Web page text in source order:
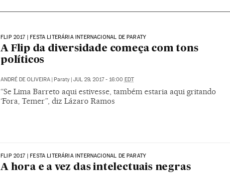
FLIP 2017 | FESTA LITERÁRIA INTERNACIONAL DE PARATY
A Flip da diversidade começa com tons
políticos
ANDRÉ DE OLIVEIRA | Paraty | JUL 29, 2017 - 16:00 EDT
“Se Lima Barreto aqui estivesse, também estaria aqui gritando
‘Fora, Temer”, diz Lázaro Ramos
FLIP 2017 | FESTA LITERÁRIA INTERNACIONAL DE PARATY
A hora e a vez das intelectuais negras